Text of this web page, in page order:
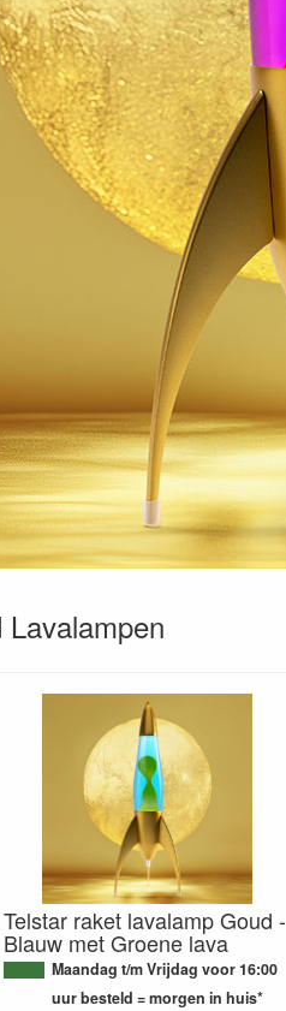
Telstar raket lavalamp Goud -
Blauw met Groene lava
Maandag t/m Vrijdag voor 16:00
uur besteld = morgen in huis*